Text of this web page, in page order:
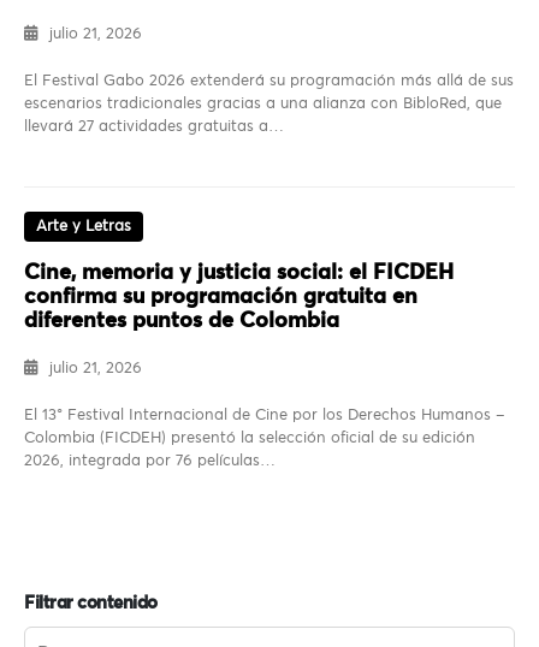
julio 21, 2026
El Festival Gabo 2026 extenderá su programación más allá de sus
escenarios tradicionales gracias a una alianza con BibloRed, que
llevará 27 actividades gratuitas a…
Arte y Letras
Cine, memoria y justicia social: el FICDEH
confirma su programación gratuita en
diferentes puntos de Colombia
julio 21, 2026
El 13° Festival Internacional de Cine por los Derechos Humanos –
Colombia (FICDEH) presentó la selección oficial de su edición
2026, integrada por 76 películas…
Filtrar contenido